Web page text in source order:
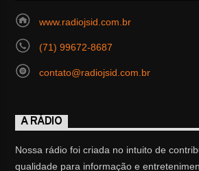
www.radiojsid.com.br
(71) 99672-8687
contato@radiojsid.com.br
A RÁDIO
Nossa rádio foi criada no intuito de
qualidade para informação e